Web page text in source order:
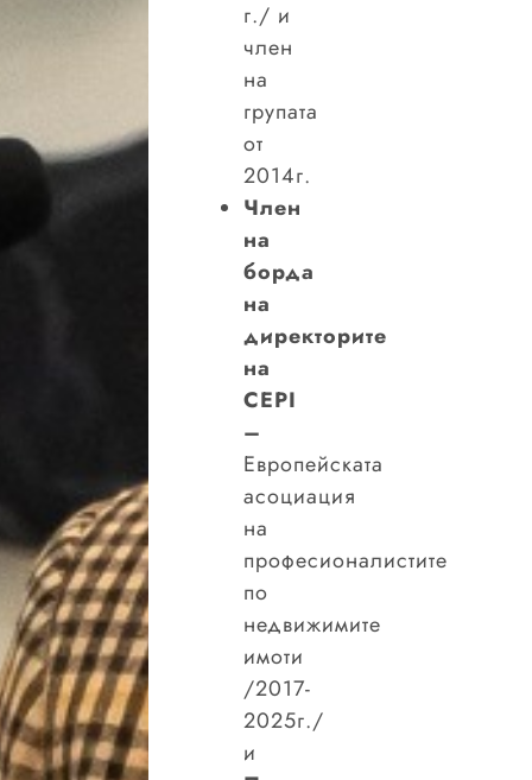
г./ и
член
на
групата
от
2014г.
Член
на
борда
на
директорите
на
CEPI
–
Европейската
асоциация
на
професионалистите
по
недвижимите
имоти
/2017-
2025г./
и